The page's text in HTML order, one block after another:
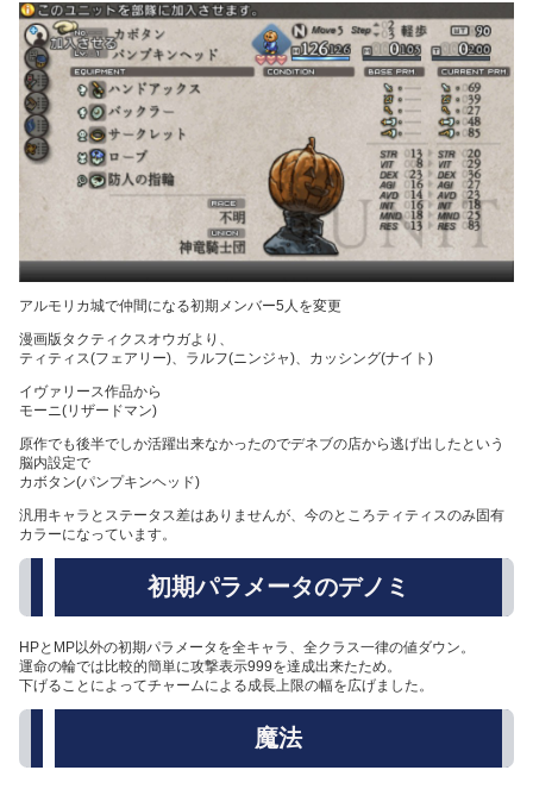
アルモリカ城で仲間になる初期メンバー5人を変更
漫画版タクティクスオウガより、
ティティス(フェアリー)、ラルフ(ニンジャ)、カッシング(ナイト)
イヴァリース作品から
モーニ(リザードマン)
原作でも後半でしか活躍出来なかったのでデネブの店から逃げ出したという
脳内設定で
カボタン(パンプキンヘッド)
汎用キャラとステータス差はありませんが、今のところティティスのみ固有
カラーになっています。
初期パラメータのデノミ
HPとMP以外の初期パラメータを全キャラ、全クラス一律の値ダウン。
運命の輪では比較的簡単に攻撃表示999を達成出来たため。
下げることによってチャームによる成長上限の幅を広げました。
魔法